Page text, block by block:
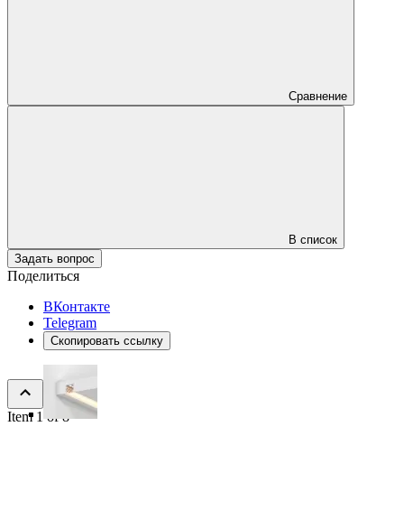
Сравнение
В список
Задать вопрос
Поделиться
ВКонтакте
Telegram
Скопировать ссылку
Item 1 of 8